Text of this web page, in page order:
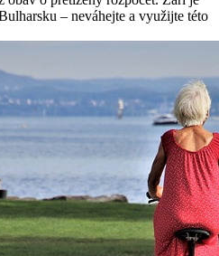
– neváhejte a využijte této